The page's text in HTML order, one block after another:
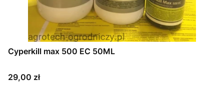
Cyperkill max 500 EC 50ML
Cena
29,00 zł